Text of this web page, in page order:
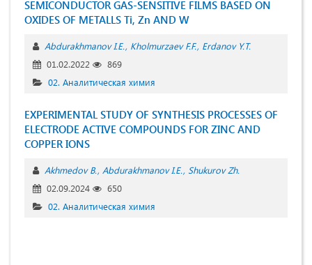
SEMICONDUCTOR GAS-SENSITIVE FILMS BASED ON
OXIDES OF METALLS Ti, Zn AND W
Abdurakhmanov I.E. Kholmurzaev F.F. Erdanov Y.T.
01.02.2022
869
02. Аналитическая химия
EXPERIMENTAL STUDY OF SYNTHESIS PROCESSES OF
ELECTRODE ACTIVE COMPOUNDS FOR ZINC AND
COPPER IONS
Akhmedov B. Abdurakhmanov I.E. Shukurov Zh.
02.09.2024
650
02. Аналитическая химия